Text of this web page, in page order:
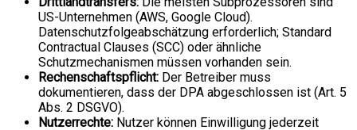
US-Unternehmen (AWS, Google Cloud).
Datenschutzfolgeabschätzung erforderlich; Standard
Contractual Clauses (SCC) oder ähnliche
Schutzmechanismen müssen vorhanden sein.
Rechenschaftspflicht: Der Betreiber muss
dokumentieren, dass der DPA abgeschlossen ist (Art. 5
Abs. 2 DSGVO).
Nutzerrechte: Nutzer können Einwilligung jederzeit